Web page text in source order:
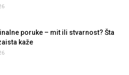
poruke – mit ili stvarnost? Šta
kaže